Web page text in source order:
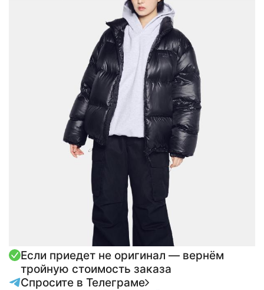
Если приедет не оригинал — вернём
тройную стоимость заказа
Спросите в Телеграме